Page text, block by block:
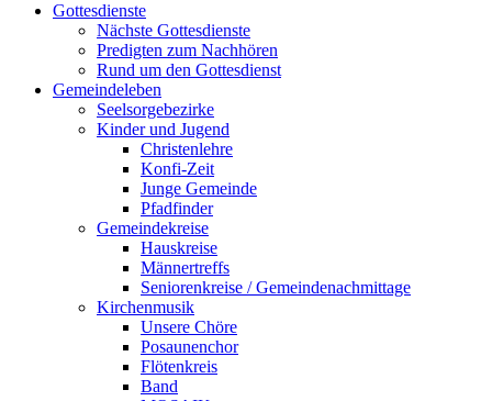
Gottesdienste
Nächste Gottesdienste
Predigten zum Nachhören
Rund um den Gottesdienst
Gemeindeleben
Seelsorgebezirke
Kinder und Jugend
Christenlehre
Konfi-Zeit
Junge Gemeinde
Pfadfinder
Gemeindekreise
Hauskreise
Männertreffs
Seniorenkreise / Gemeindenachmittage
Kirchenmusik
Unsere Chöre
Posaunenchor
Flötenkreis
Band